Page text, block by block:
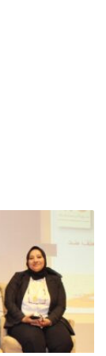
الله منصور ،
المناسبة